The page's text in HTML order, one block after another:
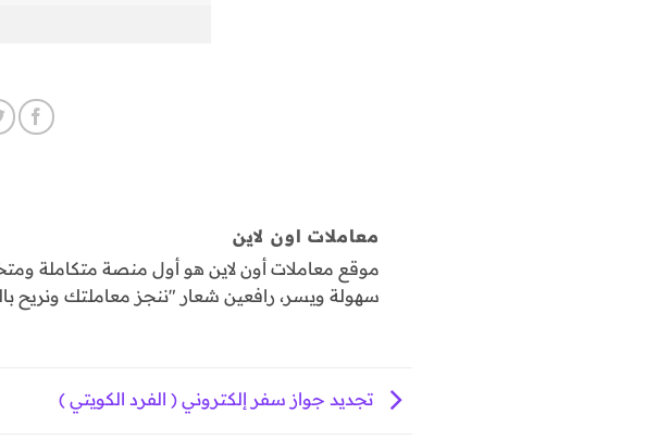
معاملات اون لاين
موقع معاملات أون لاين هو أول منصة متكاملة
سهولة ويسر، رافعين شعار "ننجز معاملتك ونريح
تجديد جواز سفر إلكتروني ( الفرد الكويتي )